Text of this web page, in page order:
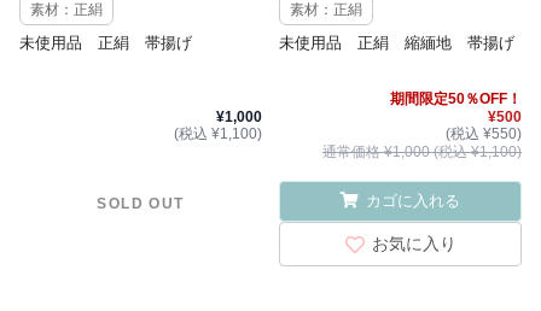
素材：正絹
未使用品 正絹 帯揚げ
¥1,000
(税込 ¥1,100)
SOLD OUT
素材：正絹
未使用品 正絹 縮緬地 帯揚げ
期間限定50％OFF！
¥500
(税込 ¥550)
通常価格 ¥1,000 (税込 ¥1,100)
カゴに入れる
お気に入り